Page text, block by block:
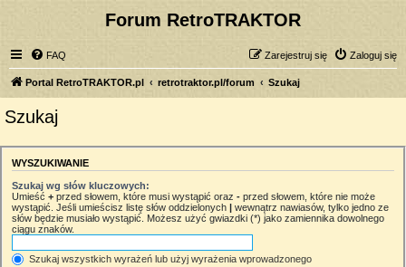
Forum RetroTRAKTOR
FAQ Zaloguj się
Zarejestruj się
Portal RetroTRAKTOR.pl retrotraktor.pl/forum Szukaj
Szukaj
WYSZUKIWANIE
Szukaj wg słów kluczowych:
Umieść + przed słowem, które musi wystąpić oraz - przed słowem, które nie może
wystąpić. Jeśli umieścisz listę słów oddzielonych | wewnątrz nawiasów, tylko jedno ze
słów będzie musiało wystąpić. Możesz użyć gwiazdki (*) jako zamiennika dowolnego
ciągu znaków.
Szukaj wszystkich wyrażeń lub użyj wyrażenia wprowadzonego